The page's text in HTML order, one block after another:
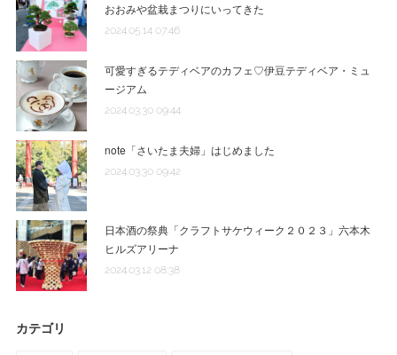
おおみや盆栽まつりにいってきた
2024.05.14 07:46
可愛すぎるテディベアのカフェ♡伊豆テディベア・ミュ
ージアム
2024.03.30 09:44
note「さいたま夫婦」はじめました
2024.03.30 09:42
日本酒の祭典「クラフトサケウィーク２０２３」六本木
ヒルズアリーナ
2024.03.12 08:38
カテゴリ